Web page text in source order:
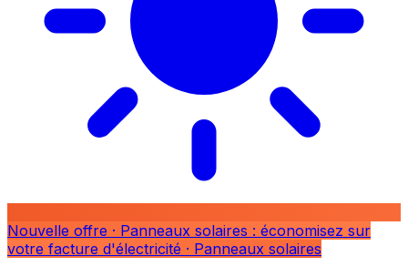
Nouvelle offre · Panneaux solaires : économisez sur
votre facture d'électricité · Panneaux solaires